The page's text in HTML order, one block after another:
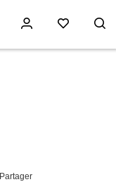
Partager